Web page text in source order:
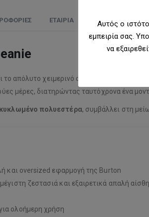
ΕΤΑΙΡΊΑ
το απόλυτο χειμερινό αξεσουάρ για
μέρες, διατηρώντας ταυτόχρονα ένα
πολυεστέρα, συμβάλλει στη
και oversized εφαρμογή της Burton
ζεστασιά και εξαιρετικά απαλή
ολοήμερη χρήση
Αυτός ο
εμπειρία σας.
να